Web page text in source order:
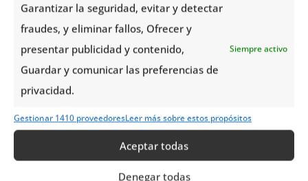
Garantizar la seguridad, evitar y detectar
fraudes, y eliminar fallos, Ofrecer y
presentar publicidad y contenido,
Guardar y comunicar las preferencias de
privacidad.
Siempre activo
Gestionar 1410 proveedoresLeer más sobre estos propósitos
Aceptar todas
Denegar todas